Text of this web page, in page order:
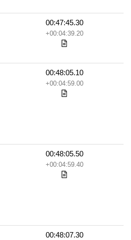
00:47:45.30
+00:04:39.20
00:48:05.10
+00:04:59.00
00:48:05.50
+00:04:59.40
00:48:07.30